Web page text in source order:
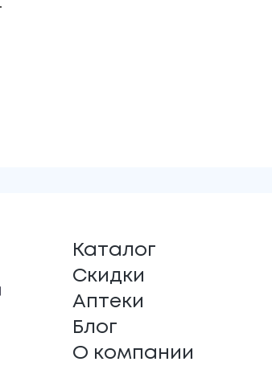
Каталог
Скидки
Аптеки
Блог
О компании